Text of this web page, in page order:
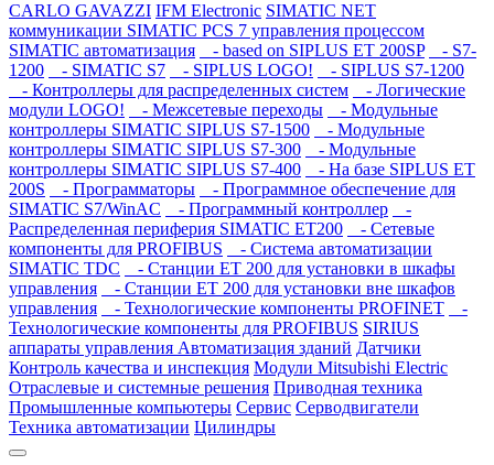
CARLO GAVAZZI IFM Electronic SIMATIC NET
коммуникации SIMATIC PCS 7 управления процессом
SIMATIC автоматизация
- based on SIPLUS ET 200SP
- S7-
1200
- SIMATIC S7 - SIPLUS LOGO!
- SIPLUS S7-1200
- Контроллеры для распределенных систем
- Логические
модули LOGO!
- Межсетевые переходы
- Модульные
контроллеры SIMATIC SIPLUS S7-1500
- Модульные
контроллеры SIMATIC SIPLUS S7-300
- Модульные
контроллеры SIMATIC SIPLUS S7-400
- На базе SIPLUS ET
200S
- Программаторы
- Программное обеспечение для
SIMATIC S7/WinAC
- Программный контроллер
-
Распределенная периферия SIMATIC ET200
- Сетевые
компоненты для PROFIBUS
- Система автоматизации
SIMATIC TDC
- Станции ET 200 для установки в шкафы
управления
- Станции ET 200 для установки вне шкафов
управления
- Технологические компоненты PROFINET
-
Технологические компоненты для PROFIBUS SIRIUS
аппараты управления Автоматизация зданий Датчики
Контроль качества и инспекция Модули Mitsubishi Electric
Отраслевые и системные решения Приводная техника
Промышленные компьютеры Сервис Серводвигатели
Техника автоматизации Цилиндры